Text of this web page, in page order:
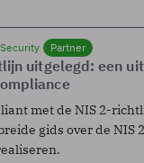
Security Partner
uitgelegd: een
met de NIS 2-
gids over de NIS